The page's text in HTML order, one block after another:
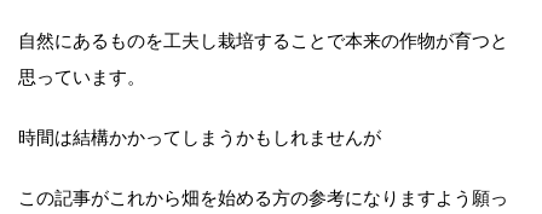
自然にあるものを工夫し栽培することで本来の作物が育つと
思っています。
時間は結構かかってしまうかもしれませんが
この記事がこれから畑を始める方の参考になりますよう願っ